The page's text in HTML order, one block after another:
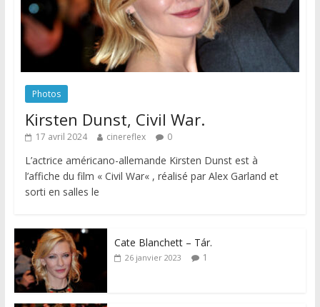
Photos
Kirsten Dunst, Civil War.
17 avril 2024 cinereflex 0
L’actrice américano-allemande Kirsten Dunst est à
l’affiche du film « Civil War« , réalisé par Alex Garland et
sorti en salles le
Cate Blanchett – Tár.
26 janvier 2023 1